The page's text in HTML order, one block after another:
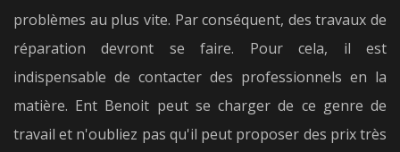
problèmes au plus vite. Par conséquent, des travaux de
réparation devront se faire. Pour cela, il est
indispensable de contacter des professionnels en la
matière. Ent Benoit peut se charger de ce genre de
travail et n'oubliez pas qu'il peut proposer des prix très